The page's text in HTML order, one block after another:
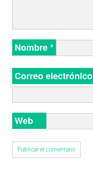
Nombre*
Correo electrónico
Web